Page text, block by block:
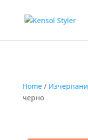
Home/ Изчерпани
черно